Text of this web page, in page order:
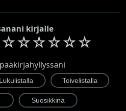
kirjalle
☆☆☆☆☆☆